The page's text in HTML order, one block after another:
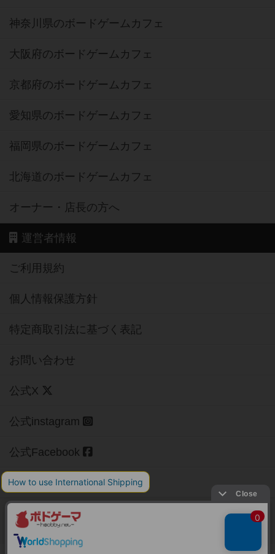
神奈川県のボードゲームカフェ
大阪府のボードゲームカフェ
京都府のボードゲームカフェ
愛知県のボードゲームカフェ
福岡県のボードゲームカフェ
北海道のボードゲームカフェ
オーナー・店長の方へ
運営者情報
ご利用規約
個人情報保護方針
特定商取引法に基づく表記
お問い合わせ
公式X
公式instagram
公式Facebook
公式YouTubeチャンネル
【ボドゲーマ】ボードゲームの総合情報サイト